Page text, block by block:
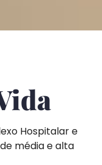
Hospitalar e
média e alta